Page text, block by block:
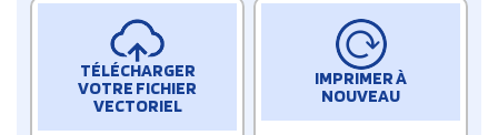
TÉLÉCHARGER
VOTRE FICHIER
VECTORIEL
IMPRIMER À
NOUVEAU